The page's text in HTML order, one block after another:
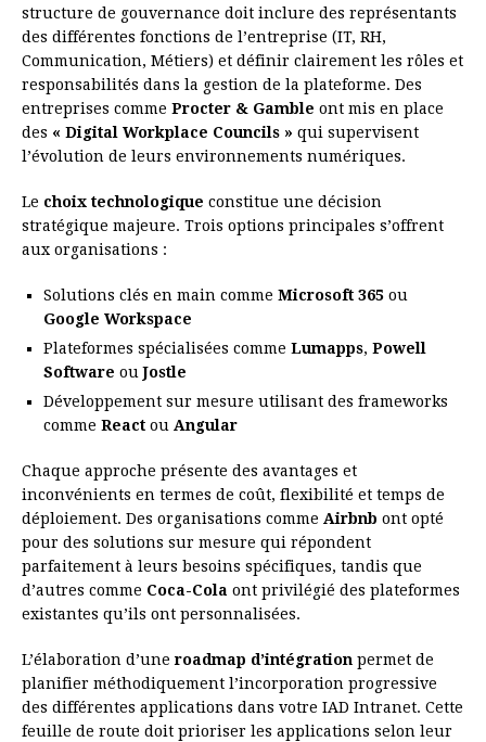
structure de gouvernance doit inclure des représentants
des différentes fonctions de l’entreprise (IT, RH,
Communication, Métiers) et définir clairement les rôles et
responsabilités dans la gestion de la plateforme. Des
entreprises comme Procter & Gamble ont mis en place
des « Digital Workplace Councils » qui supervisent
l’évolution de leurs environnements numériques.
Le choix technologique constitue une décision
stratégique majeure. Trois options principales s’offrent
aux organisations :
Solutions clés en main comme Microsoft 365 ou
Google Workspace
Plateformes spécialisées comme Lumapps, Powell
Software ouJostle
Développement sur mesure utilisant des frameworks
comme React ou Angular
Chaque approche présente des avantages et
inconvénients en termes de coût, flexibilité et temps de
déploiement. Des organisations comme Airbnb ont opté
pour des solutions sur mesure qui répondent
parfaitement à leurs besoins spécifiques, tandis que
d’autres comme Coca-Cola ont privilégié des plateformes
existantes qu’ils ont personnalisées.
L’élaboration d’uneroadmap d’intégration permet de
planifier méthodiquement l’incorporation progressive
des différentes applications dans votre IAD Intranet. Cette
feuille de route doit prioriser les applications selon leur